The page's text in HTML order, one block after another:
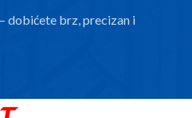
dobićete brz, precizan i